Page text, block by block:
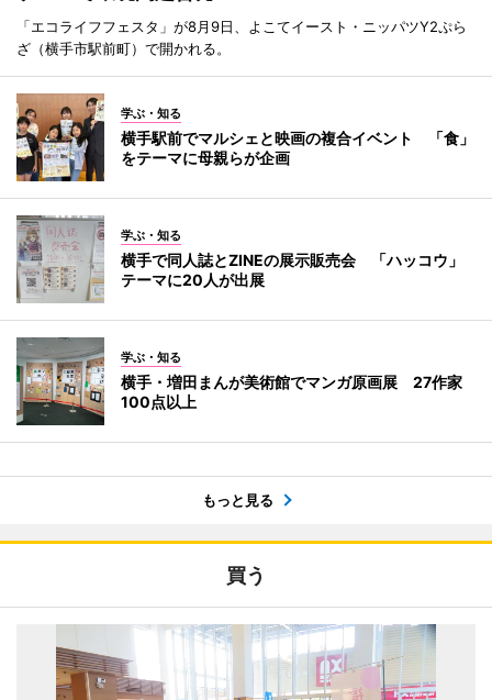
「エコライフフェスタ」が8月9日、よこてイースト・ニッパツY2ぷら
ざ（横手市駅前町）で開かれる。
学ぶ・知る
横手駅前でマルシェと映画の複合イベント 「食」
をテーマに母親らが企画
学ぶ・知る
横手で同人誌とZINEの展示販売会 「ハッコウ」
テーマに20人が出展
学ぶ・知る
横手・増田まんが美術館でマンガ原画展 27作家
100点以上
もっと見る
買う